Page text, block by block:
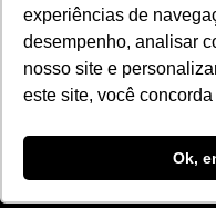
experiências de
desempenho, analisar
nosso site e
este site, você
Ok,
Web Summit
CNPJ: